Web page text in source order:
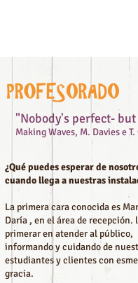
"Nobody's perfect- but
Making Waves, M. Davies e
¿Qué puedes esperar de
cuando llega a nuestras
La primera cara conocida es
Daría , en el área de recepción.
primerar en atender al público,
informando y cuidando de
estudiantes y clientes con
gracia.